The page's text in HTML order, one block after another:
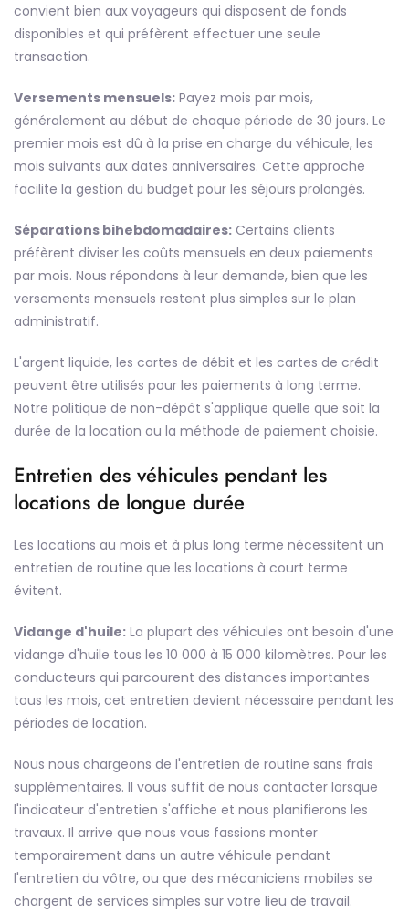
convient bien aux voyageurs qui disposent de fonds
disponibles et qui préfèrent effectuer une seule
transaction.
Versements mensuels: Payez mois par mois,
généralement au début de chaque période de 30 jours. Le
premier mois est dû à la prise en charge du véhicule, les
mois suivants aux dates anniversaires. Cette approche
facilite la gestion du budget pour les séjours prolongés.
Séparations bihebdomadaires: Certains clients
préfèrent diviser les coûts mensuels en deux paiements
par mois. Nous répondons à leur demande, bien que les
versements mensuels restent plus simples sur le plan
administratif.
L'argent liquide, les cartes de débit et les cartes de crédit
peuvent être utilisés pour les paiements à long terme.
Notre politique de non-dépôt s'applique quelle que soit la
durée de la location ou la méthode de paiement choisie.
Entretien des véhicules pendant les
locations de longue durée
Les locations au mois et à plus long terme nécessitent un
entretien de routine que les locations à court terme
évitent.
Vidange d'huile: La plupart des véhicules ont besoin d'une
vidange d'huile tous les 10 000 à 15 000 kilomètres. Pour les
conducteurs qui parcourent des distances importantes
tous les mois, cet entretien devient nécessaire pendant les
périodes de location.
Nous nous chargeons de l'entretien de routine sans frais
supplémentaires. Il vous suffit de nous contacter lorsque
l'indicateur d'entretien s'affiche et nous planifierons les
travaux. Il arrive que nous vous fassions monter
temporairement dans un autre véhicule pendant
l'entretien du vôtre, ou que des mécaniciens mobiles se
chargent de services simples sur votre lieu de travail.